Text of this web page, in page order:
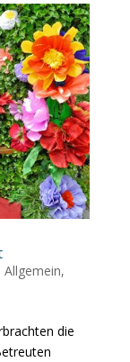
Allgemein,
die